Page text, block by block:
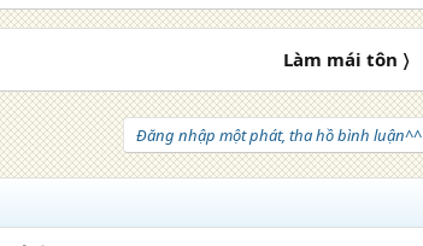
Làm mái tôn 〉
Đăng nhập một phát, tha hồ bình luận^^